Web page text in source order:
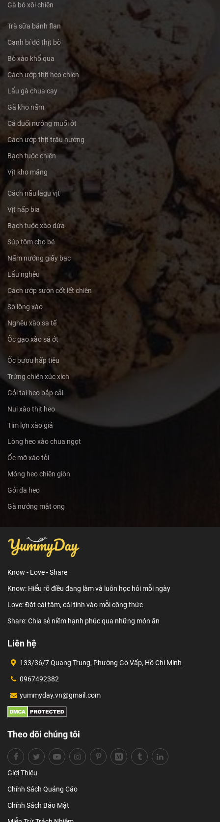
Gà bó xôi chiên
Trà sữa bánh flan
Canh bí đỏ thịt bò
Bò xào khổ qua
Cách ướp thịt heo chien
Lẩu gà chua cay
Gà kho nấm
Cá đuối nướng muối ớt
Cách ướp thịt trâu nướng
Bạch tuộc chiên
Vịt kho măng
Cách nấu lagu vịt
Vịt hấp bia
Bạch tuộc xào dứa
Súp tôm cho bé
Nấm nướng giấy bạc
Lẩu nghêu
Cách ướp sườn cốt lết chiên
Sò lông xào
Nghêu xào sa tế
Ốc gạo xào sả ớt
Ốc bươu hấp tiêu
Trứng chiên xúc xích
Gỏi tai heo bắp cải
Nui xào thịt heo
Tim lợn xào giá
Lòng heo xào chua ngọt
Ốc mỡ xào tỏi
Móng heo chiên giòn
Gỏi da heo
Gà nướng mật ong
Know - Love - Share
Know: Hiểu rõ điều đang làm và luôn học hỏi mỗi ngày
Love: Đặt cái tâm, cái tình vào mỗi công thức
Share: Chia sẻ niềm hạnh phúc qua những món ăn
Liên hệ
133/36/7 Quang Trung, Phường Gò Vấp, Hồ Chí Minh
0967492382
yummyday.vn@gmail.com
Theo dõi chúng tôi
Giới Thiệu
Chính Sách Quảng Cáo
Chính Sách Bảo Mật